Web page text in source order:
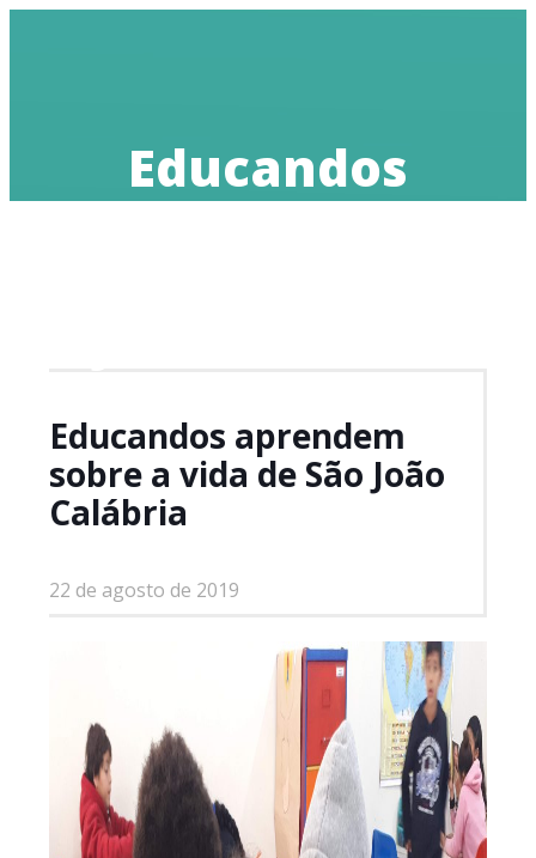
Educandos
aprendem sobre
Educandos aprendem
sobre a vida de São João
Calábria
22 de agosto de 2019